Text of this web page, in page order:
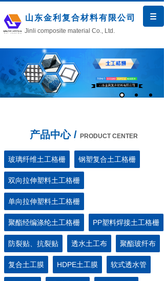
山东金利复合材料有限公司
Jinli composite material Co., Ltd.
产品中心 / PRODUCT CENTER
玻璃纤维土工格栅 钢塑复合土工格栅
双向拉伸塑料土工格栅
单向拉伸塑料土工格栅
聚酯经编涤纶土工格栅 PP塑料焊接土工格栅
防裂贴、抗裂贴 透水土工布 聚酯玻纤布
复合土工膜 HDPE土工膜 软式透水管